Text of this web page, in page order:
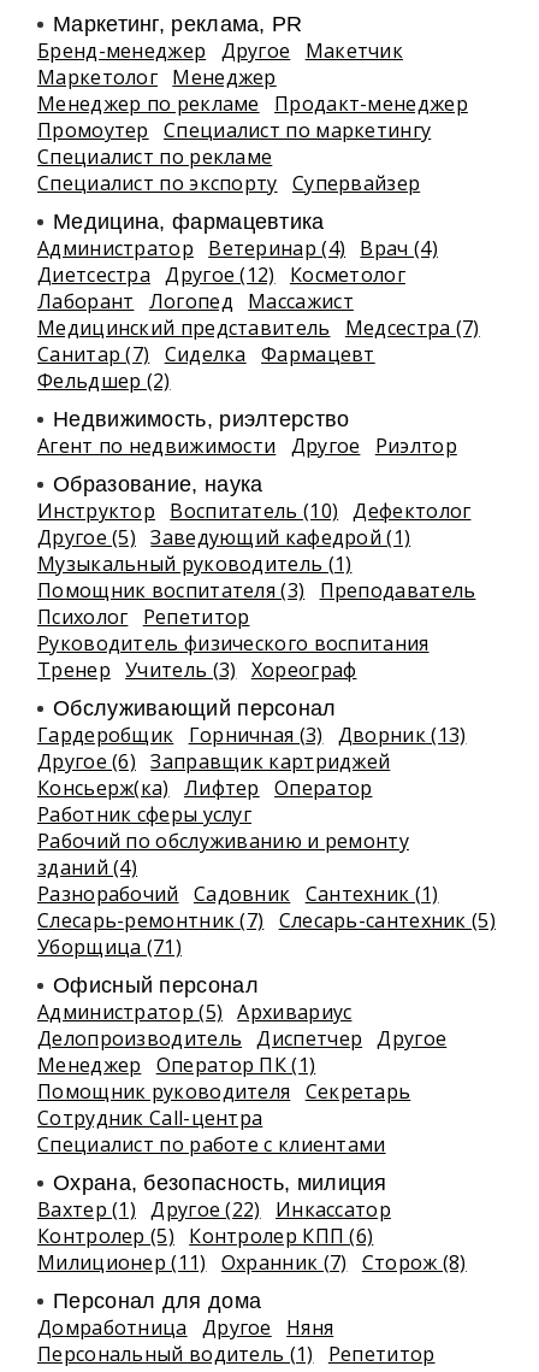
Маркетинг, реклама, PR
Бренд-менеджер Другое
Макетчик
Маркетолог Менеджер
Менеджер по рекламе
Продакт-менеджер
Промоутер
Специалист по маркетингу
Специалист по рекламе
Специалист по экспорту Супервайзер
Медицина, фармацевтика
Администратор Ветеринар (4)
Врач (4)
Диетсестра
Другое (12)
Косметолог
Лаборант
Логопед
Массажист
Медицинский представитель
Медсестра (7)
Санитар (7)
Сиделка
Фармацевт
Фельдшер (2)
Недвижимость, риэлтeрство
Агент по недвижимости Другое Риэлтор
Образование, наука
Инструктор Воспитатель (10)
Дефектолог
Другое (5)
Заведующий кафедрой (1)
Музыкальный руководитель (1)
Помощник воспитателя (3)
Преподаватель
Психолог
Репетитор
Руководитель физического воспитания
Тренер Учитель (3) Хореограф
Обслуживающий персонал
Гардеробщик Горничная (3)
Дворник (13)
Другое (6)
Заправщик картриджей
Консьерж(ка)
Лифтер
Оператор
Работник сферы услуг
Рабочий по обслуживанию и ремонту
зданий (4)
Разнорабочий
Садовник Сантехник (1)
Слесарь-ремонтник (7)
Слесарь-сантехник (5)
Уборщица (71)
Офисный персонал
Администратор (5)
Архивариус
Делопроизводитель
Диспетчер
Другое
Менеджер
Оператор ПК (1)
Помощник руководителя
Секретарь
Сотрудник Call-центра
Специалист по работе с клиентами
Охрана, безопасность, милиция
Вахтер (1) Другое (22)
Инкассатор
Контролер (5)
Контролер КПП (6)
Милиционер (11)
Охранник (7) Сторож (8)
Персонал для дома
Домработница Другое
Няня
Персональный водитель (1)
Репетитор